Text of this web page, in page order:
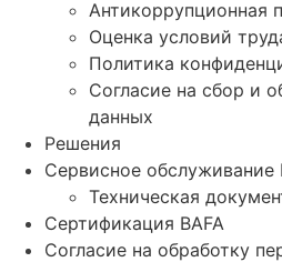
Антикоррупционная
Оценка условий
Политика
Согласие на сбор и
данных
Решения
Сервисное обслуживание
Техническая
Сертификация BAFA
Согласие на обработку